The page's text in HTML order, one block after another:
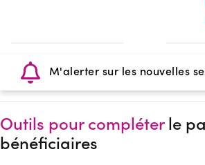
M'alerter sur les nouvelles
Outils pour compléterle
bénéficiaires